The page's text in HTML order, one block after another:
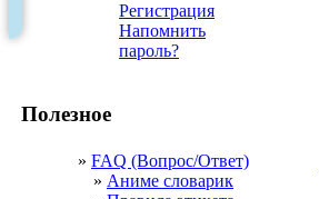
Регистрация
Напомнить
пароль?
Полезное
» FAQ (Вопрос/Ответ)
» Аниме словарик